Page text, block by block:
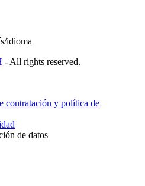
idioma
- All rights reserved.
contratación y política de
de datos